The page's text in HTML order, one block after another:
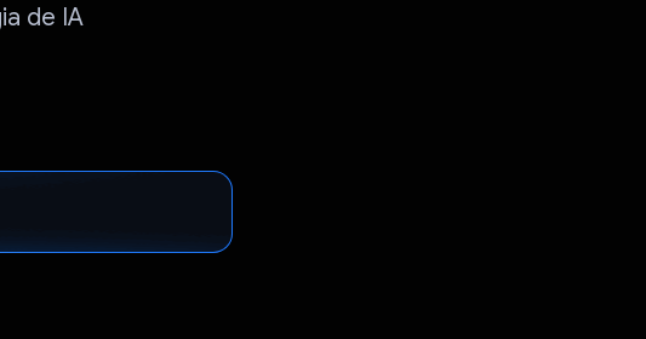
de IA